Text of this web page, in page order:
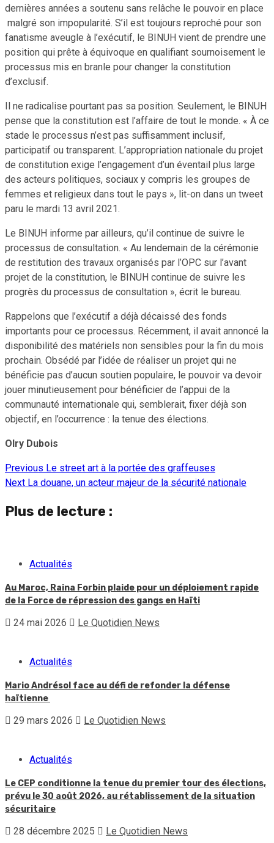
dernières années a soutenu sans relâche le pouvoir en place
malgré son impopularité. S’il est toujours reproché pour son
fanatisme aveugle à l’exécutif, le BINUH vient de prendre une
position qui prête à équivoque en qualifiant sournoisement le
processus mis en branle pour changer la constitution
d’exclusif.
Il ne radicalise pourtant pas sa position. Seulement, le BINUH
pense que la constitution est l’affaire de tout le monde. « À ce
stade le processus n’est pas suffisamment inclusif,
participatif ou transparent. L’appropriation nationale du projet
de constitution exige l’engagement d’un éventail plus large
des acteurs politiques, sociaux y compris les groupes de
femmes et religieux dans tout le pays », lit-on dans un tweet
paru le mardi 13 avril 2021.
Le BINUH informe par ailleurs, qu’il continue de suivre le
processus de consultation. « Au lendemain de la cérémonie
de restitution des travaux organisés par l’OPC sur l’avant
projet de la constitution, le BINUH continue de suivre les
progrès du processus de consultation », écrit le bureau.
Rappelons que l’exécutif a déjà décaissé des fonds
importants pour ce processus. Récemment, il avait annoncé la
disponibilité des matériels non sensibles pour la fin du mois
prochain. Obsédé par l’idée de réaliser un projet qui ne
bénéficie pas d’aucun soutien populaire, le pouvoir va devoir
jouer minutieusement pour bénéficier de l’appui de la
communauté internationale qui, semblerait, fixer déjà son
objectif, en l’occurrence : la tenue des élections.
Olry Dubois
Continue
Reading
Previous Le street art à la portée des graffeuses
Next La douane, un acteur majeur de la sécurité nationale
Plus de lecture :
Actualités
Au Maroc, Raina Forbin plaide pour un déploiement rapide
de la Force de répression des gangs en Haïti
24 mai 2026 Le Quotidien News
Actualités
Mario Andrésol face au défi de refonder la défense
haïtienne
29 mars 2026 Le Quotidien News
Actualités
Le CEP conditionne la tenue du premier tour des élections,
prévu le 30 août 2026, au rétablissement de la situation
sécuritaire
28 décembre 2025 Le Quotidien News